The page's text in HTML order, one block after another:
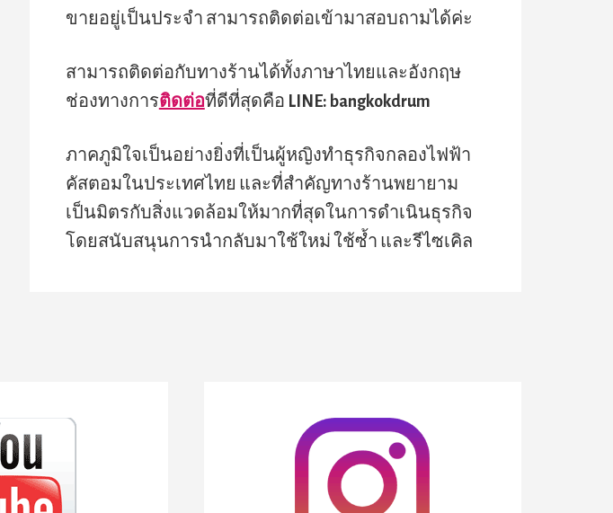
ขายอยู่เป็นประจำ สามารถติดต่อเข้ามาสอบถามได้ค่ะ
สามารถติดต่อกับทางร้านได้ทั้งภาษาไทยและอังกฤษ
ช่องทางการติดต่อที่ดีที่สุดคือ LINE: bangkokdrum
ภาคภูมิใจเป็นอย่างยิ่งที่เป็นผู้หญิงทำธุรกิจกลองไฟฟ้า
คัสตอมในประเทศไทย และที่สำคัญทางร้านพยายาม
เป็นมิตรกับสิ่งแวดล้อมให้มากที่สุดในการดำเนินธุรกิจ
โดยสนับสนุนการนำกลับมาใช้ใหม่ ใช้ซ้ำ และรีไซเคิล